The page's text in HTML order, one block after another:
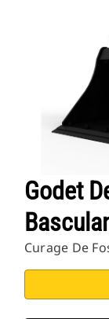
Godet
Curage De